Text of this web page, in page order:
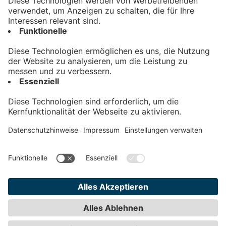
Kontakt
Impressum
Teilnahmebedingungen
Privatsphäre